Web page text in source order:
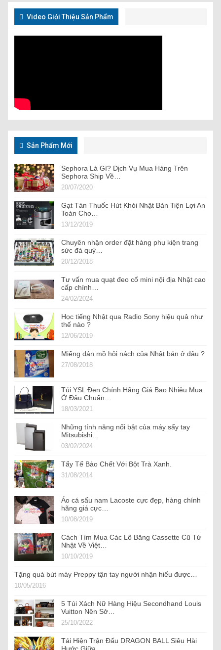
Video Giới Thiệu Sản Phẩm
Sản Phẩm Mới
Sephora Là Gì? Dịch Vụ Mua Hàng Trên
Sephora Ship Về…
20/07/2020
Gạt Tàn Thuốc Hút Khói Nhật Bản Tiện Lợi An
Toàn Cho…
13/12/2019
Chuyên nhận order đặt hàng phụ kiện trang
sức đá quý…
20/12/2018
Tư vấn mua quạt đeo cổ mini nội địa Nhật cao
cấp chính…
24/02/2024
Học tiếng Nhật qua Radio Sony hiệu quả như
thế nào ?
12/06/2019
Miếng dán mồ hôi nách của Nhật bán ở đâu ?
27/08/2018
Túi YSL Đen Chính Hãng Giá Bao Nhiêu Mua
Ở Đâu Chuẩn…
18/03/2021
Những tính năng nổi bật của máy sấy tay
Mitsubishi…
03/02/2024
Tẩy Tế Bào Chết Với Bột Trà Xanh.
31/08/2014
Áo cá sấu nam Lacoste cực đẹp, hàng chính
hãng giá cực…
10/08/2019
Cách Tìm Mua Các Lô Băng Cassette Cũ Từ
Nhật Về Việt…
10/10/2019
Tặng quà bút máy Preppy tận tay người nhận hiểu được…
10/05/2016
5 Túi Xách Nữ Hàng Hiệu Secondhand Louis
Vuitton Nên Sở…
25/10/2022
Tái Hiện Trận Đấu DRAGON BALL Siêu Hài